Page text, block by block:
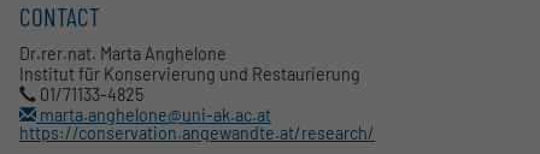
CONTACT
Dr.rer.nat. Marta Anghelone
Institut für Konservierung und Restaurierung
01/71133-4825
marta.anghelone@uni-ak.ac.at
https://conservation.angewandte.at/research/